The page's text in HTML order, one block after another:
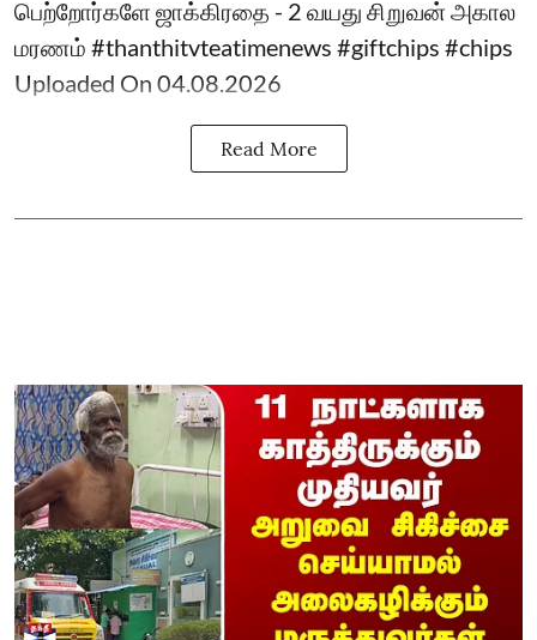
பெற்றோர்களே ஜாக்கிரதை - 2 வயது சிறுவன் அகால
மரணம் #thanthitvteatimenews #giftchips #chips
Uploaded On 04.08.2026
Read More